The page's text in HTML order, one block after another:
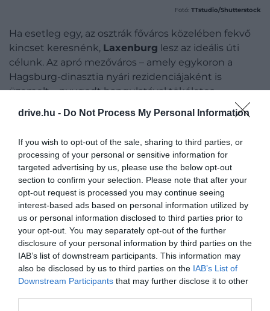
drive.hu - Do Not Process My Personal Information
If you wish to opt-out of the sale, sharing to third parties, or
processing of your personal or sensitive information for
targeted advertising by us, please use the below opt-out
section to confirm your selection. Please note that after your
opt-out request is processed you may continue seeing
interest-based ads based on personal information utilized by
us or personal information disclosed to third parties prior to
your opt-out. You may separately opt-out of the further
disclosure of your personal information by third parties on the
IAB’s list of downstream participants. This information may
also be disclosed by us to third parties on the IAB’s List of
Downstream Participants that may further disclose it to other
Fotó: TTstudio/Shutterstock
Ha esetleg egy, az osztrák főváros közelében fekvő
kincset keresnénk, Laxenburg lesz az ideális úti
célunk. Az apró mezőváros – amely egykoron a
Hagsburg-dinasztia nyári rezidenciájaként is
üzemelt – nyugodt hangulatával tökéletes
ellensúlyt képez Béccsel szemben, de ami miatt
kötelező ide ellátogatni az a mesebeli lovagvár,
egyből a középkorba.
A hegyeshalmi határátkelőtől mindössze
80 kilométerre fekszik a látványos
kisváros.
BAD TATZMANNSDORF
(TARCSAFÜRDŐ)